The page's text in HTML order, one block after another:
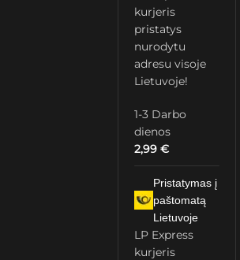
kurjeris
pristatys
nurodytu
adresu visoje
Lietuvoje!
1-3 Darbo
dienos
2,99€
Pristatymas į
paštomatą
Lietuvoje
LP Express
kurjeris